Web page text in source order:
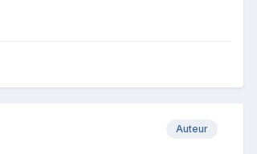
Auteur